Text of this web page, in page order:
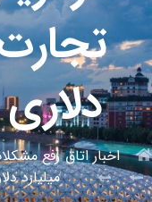
اخبار اتاق رفع
میلیارد